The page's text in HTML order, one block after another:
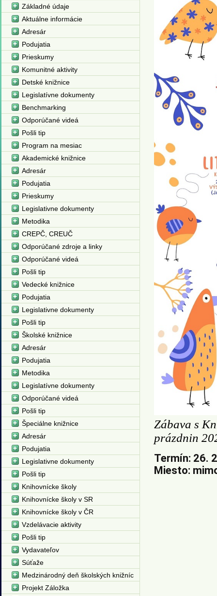
Zábava s
prázdnin
Termín: 26.
Miesto:
Základné údaje
Aktuálne informácie
Adresár
Podujatia
Prieskumy
Komunitné aktivity
Detské knižnice
Legislatívne dokumenty
Benchmarking
Odporúčané videá
Pošli tip
Program na mesiac
Akademické knižnice
Adresár
Podujatia
Prieskumy
Legislativne dokumenty
Metodika
CREPČ, CREUČ
Odporúčané zdroje a linky
Odporúčané videá
Pošli tip
Vedecké knižnice
Podujatia
Legislativne dokumenty
Pošli tip
Školské knižnice
Adresár
Podujatia
Metodika
Legislatívne dokumenty
Odporúčané videá
Pošli tip
Špeciálne knižnice
Adresár
Podujatia
Legislativne dokumenty
Pošli tip
Knihovnícke školy
Knihovnícke školy v SR
Knihovnícke školy v ČR
Vzdelávacie aktivity
Pošli tip
Vydavateľov
Súťaže
Medzinárodný deň školských knižníc
Projekt Záložka